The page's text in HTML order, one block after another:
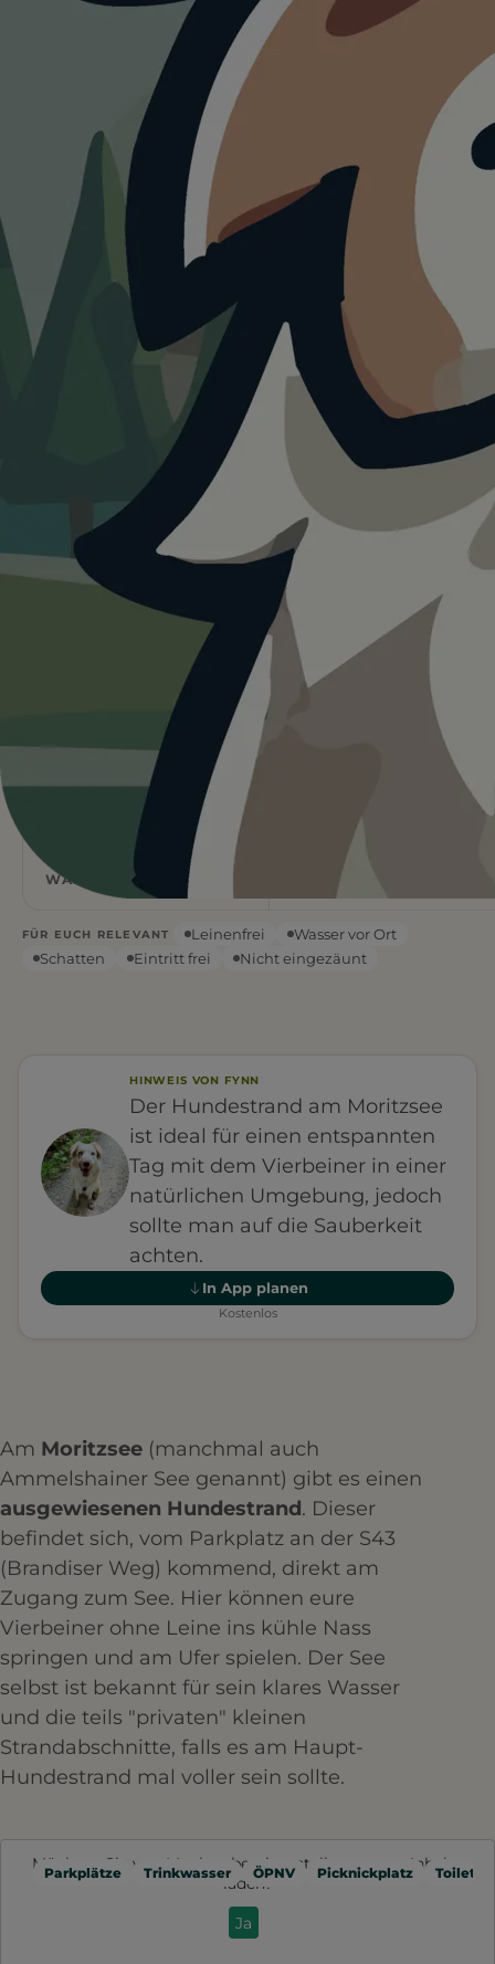
Visualisierung · KI
HUNDESTRAND
Hundestrand
Moritzsee
Heute ist ein guter Tagfür
Hundestrand Moritzsee.
28°C und trocken. Schatten vorhanden, Wasser vor
Ort. Gute Bedingungen für euren Ausflug.
OpenWeatherMap
1 BEWERTUNG
Flach
WASSERART
°C
MÄSSIG BEWÖLKT
FÜR EUCH RELEVANT Leinenfrei
Wasser vor Ort
Schatten
Eintritt frei Nicht eingezäunt
HINWEIS VON FYNN
Der Hundestrand am Moritzsee
ist ideal für einen entspannten
Tag mit dem Vierbeiner in einer
natürlichen Umgebung, jedoch
sollte man auf die Sauberkeit
achten.
In App planen
Kostenlos
Am Moritzsee (manchmal auch
Ammelshainer See genannt) gibt es einen
ausgewiesenen Hundestrand. Dieser
befindet sich, vom Parkplatz an der S43
(Brandiser Weg) kommend, direkt am
Zugang zum See. Hier können eure
Vierbeiner ohne Leine ins kühle Nass
springen und am Ufer spielen. Der See
selbst ist bekannt für sein klares Wasser
und die teils "privaten" kleinen
Strandabschnitte, falls es am Haupt-
Hundestrand mal voller sein sollte.
Parkplätze Trinkwasser ÖPNV Picknickplatz
Möchten Sie von Mapbox
bereitgestellte externe Inhalte
laden?
Ja